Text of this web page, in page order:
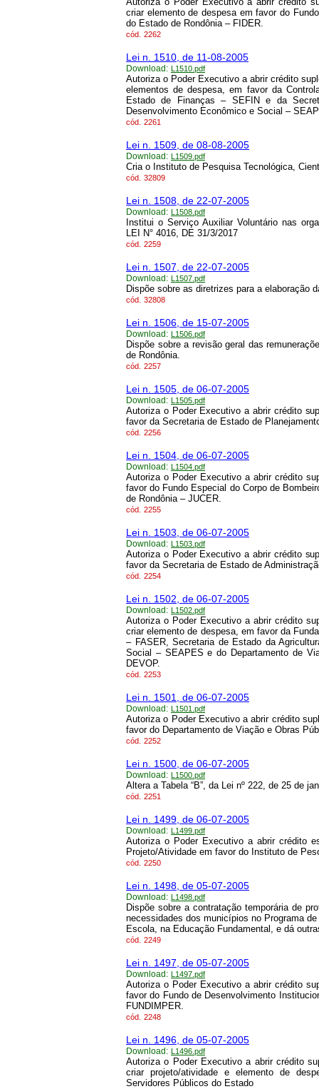
criar elemento de despesa em favor do
do Estado de Rondônia – FIDER.
cód. 2262
Lei n. 1510, de 11-08-2005
Download: L1510.pdf
Autoriza o Poder Executivo a abrir crédito
elementos de despesa, em favor da
Estado de Finanças – SEFIN e da
Desenvolvimento Econômico e Social –
cód. 2261
Lei n. 1509, de 08-08-2005
Download: L1509.pdf
Cria o Instituto de Pesquisa Tecnológica,
cód. 32809
Lei n. 1508, de 22-07-2005
Download: L1508.pdf
Institui o Serviço Auxiliar Voluntário nas
LEI N° 4016, DE 31/3/2017
cód. 2259
Lei n. 1507, de 22-07-2005
Download: L1507.pdf
Dispõe sobre as diretrizes para a elaboração
cód. 32808
Lei n. 1506, de 15-07-2005
Download: L1506.pdf
Dispõe sobre a revisão geral das
de Rondônia.
cód. 2257
Lei n. 1505, de 06-07-2005
Download: L1505.pdf
Autoriza o Poder Executivo a abrir crédito
favor da Secretaria de Estado de
cód. 2256
Lei n. 1504, de 06-07-2005
Download: L1504.pdf
Autoriza o Poder Executivo a abrir crédito
favor do Fundo Especial do Corpo de
de Rondônia – JUCER.
cód. 2255
Lei n. 1503, de 06-07-2005
Download: L1503.pdf
Autoriza o Poder Executivo a abrir crédito
favor da Secretaria de Estado de
cód. 2254
Lei n. 1502, de 06-07-2005
Download: L1502.pdf
Autoriza o Poder Executivo a abrir crédito
criar elemento de despesa, em favor da
– FASER, Secretaria de Estado da
Social – SEAPES e do Departamento de
DEVOP.
cód. 2253
Lei n. 1501, de 06-07-2005
Download: L1501.pdf
Autoriza o Poder Executivo a abrir crédito
favor do Departamento de Viação e Obras
cód. 2252
Lei n. 1500, de 06-07-2005
Download: L1500.pdf
Altera a Tabela “B”, da Lei nº 222, de 25 de
cód. 2251
Lei n. 1499, de 06-07-2005
Download: L1499.pdf
Autoriza o Poder Executivo a abrir crédito
Projeto/Atividade em favor do Instituto de
cód. 2250
Lei n. 1498, de 05-07-2005
Download: L1498.pdf
Dispõe sobre a contratação temporária de
necessidades dos municípios no Programa
Escola, na Educação Fundamental, e dá
cód. 2249
Lei n. 1497, de 05-07-2005
Download: L1497.pdf
Autoriza o Poder Executivo a abrir crédito
favor do Fundo de Desenvolvimento
FUNDIMPER.
cód. 2248
Lei n. 1496, de 05-07-2005
Download: L1496.pdf
Autoriza o Poder Executivo a abrir crédito
criar projeto/atividade e elemento de
Servidores Públicos do Estado